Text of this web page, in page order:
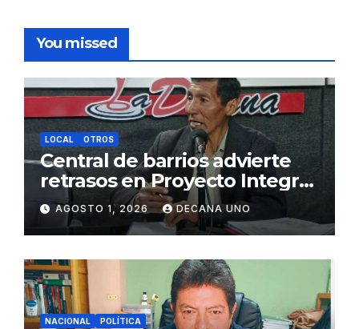
You missed
LOCAL OTROS
Central de barrios advierte
retrasos en Proyecto Integral
de Agua y Alcantarillado para
Juliaca
AGOSTO 1, 2026 DECANA UNO
NACIONAL POLÍTICA